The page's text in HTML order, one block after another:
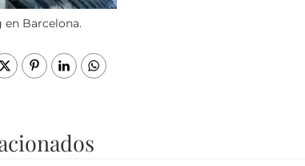
en Barcelona.